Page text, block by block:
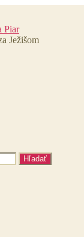
Podcasty
Spoločenstva
Ježišom